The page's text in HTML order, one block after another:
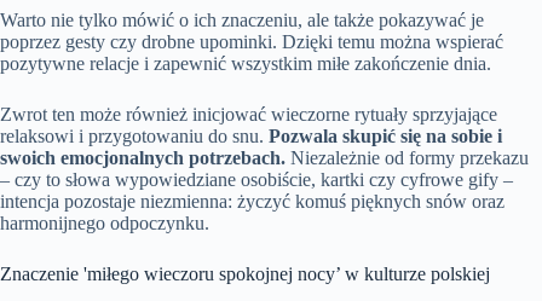
Warto nie tylko mówić o ich znaczeniu, ale także pokazywać je
poprzez gesty czy drobne upominki. Dzięki temu można wspierać
pozytywne relacje i zapewnić wszystkim miłe zakończenie dnia.
Zwrot ten może również inicjować wieczorne rytuały sprzyjające
relaksowi i przygotowaniu do snu. Pozwala skupić się na sobie i
swoich emocjonalnych potrzebach. Niezależnie od formy przekazu
– czy to słowa wypowiedziane osobiście, kartki czy cyfrowe gify –
intencja pozostaje niezmienna: życzyć komuś pięknych snów oraz
harmonijnego odpoczynku.
Znaczenie 'miłego wieczoru spokojnej nocy’ w kulturze polskiej